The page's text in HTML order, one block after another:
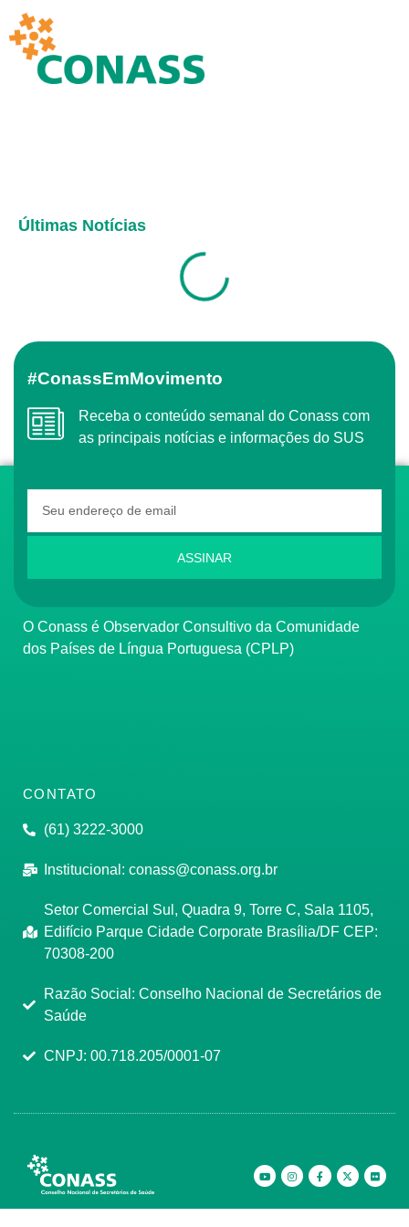
Últimas Notícias
#ConassEmMovimento
Receba o conteúdo semanal do Conass com
as principais notícias e informações do SUS
ASSINAR
O Conass é Observador Consultivo da Comunidade
dos Países de Língua Portuguesa (CPLP)
CONTATO
(61) 3222-3000
Institucional: conass@conass.org.br
Setor Comercial Sul, Quadra 9, Torre C, Sala 1105,
Edifício Parque Cidade Corporate Brasília/DF CEP:
70308-200
Razão Social: Conselho Nacional de Secretários de
Saúde
CNPJ: 00.718.205/0001-07